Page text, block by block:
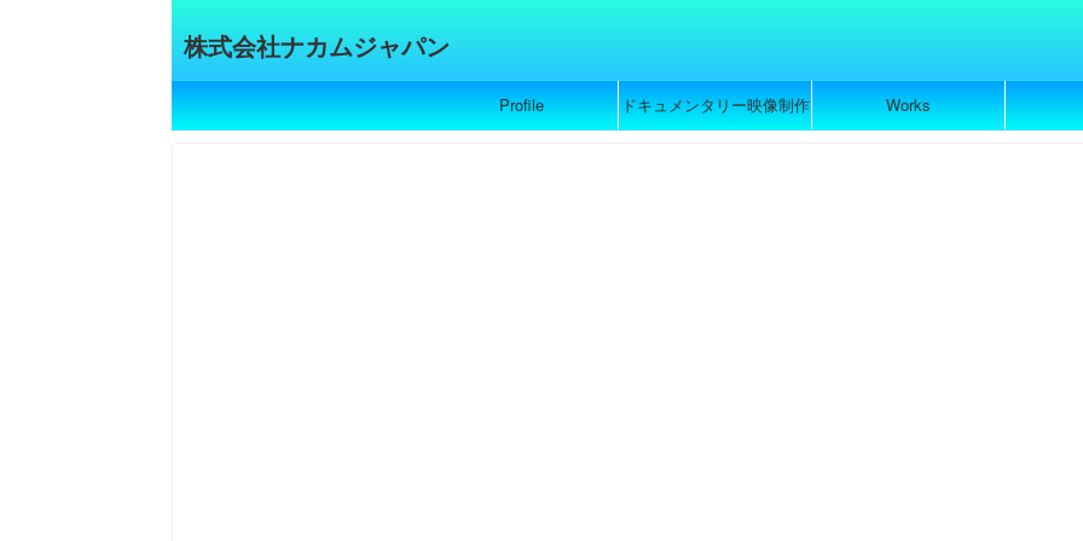
株式会社ナカムジャパン
Profile ドキュメンタリー映像制作 Works